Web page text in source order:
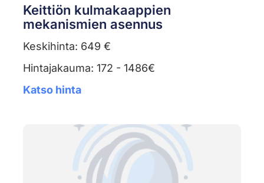
Keittiön kulmakaappien
mekanismien asennus
Keskihinta: 649 €
Hintajakauma: 172 - 1486€
Katso hinta